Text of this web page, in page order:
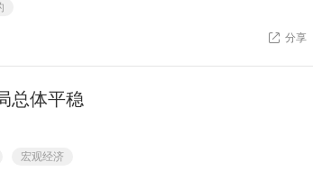
分享
总体平稳
宏观经济